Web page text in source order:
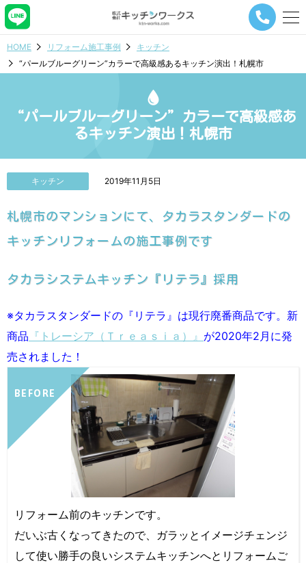
メ
ナ
ー
シ
ボ
HOME リフォーム施工事例
キッチン
“パールブルーグリーン”カラーで高級感あるキッチン演出！札幌市
“パールブルーグリーン”カラーで高級感あ
るキッチン演出！札幌市
キッチン 2019年11月5日
札幌市のマンションにて、タカラスタンダードの
キッチンリフォームの施工事例です
タカラシステムキッチン『リテラ』採用
※タカラスタンダードの『リテラ』は現行廃番商品です。新
商品 『トレーシア（Ｔｒｅａｓｉａ）』 が2020年2月に発
売されました！
BEFORE
リフォーム前のキッチンです。
だいぶ古くなってきたので、ガラッとイメージチェンジ
して使い勝手の良いシステムキッチンへとリフォームご